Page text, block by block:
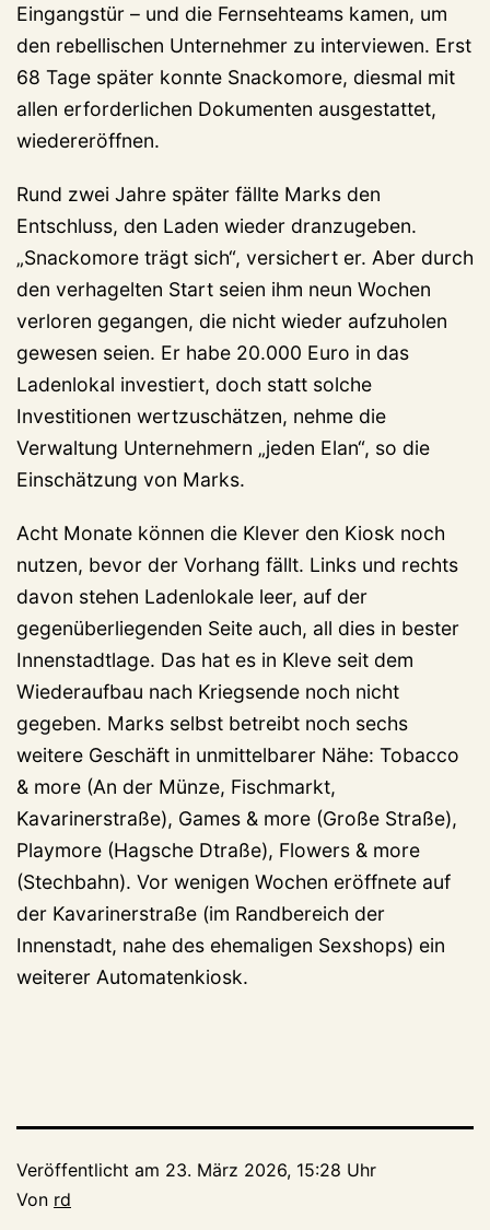
Eingangstür – und die Fernsehteams kamen, um
den rebellischen Unternehmer zu interviewen. Erst
68 Tage später konnte Snackomore, diesmal mit
allen erforderlichen Dokumenten ausgestattet,
wiedereröffnen.
Rund zwei Jahre später fällte Marks den
Entschluss, den Laden wieder dranzugeben.
„Snackomore trägt sich“, versichert er. Aber durch
den verhagelten Start seien ihm neun Wochen
verloren gegangen, die nicht wieder aufzuholen
gewesen seien. Er habe 20.000 Euro in das
Ladenlokal investiert, doch statt solche
Investitionen wertzuschätzen, nehme die
Verwaltung Unternehmern „jeden Elan“, so die
Einschätzung von Marks.
Acht Monate können die Klever den Kiosk noch
nutzen, bevor der Vorhang fällt. Links und rechts
davon stehen Ladenlokale leer, auf der
gegenüberliegenden Seite auch, all dies in bester
Innenstadtlage. Das hat es in Kleve seit dem
Wiederaufbau nach Kriegsende noch nicht
gegeben. Marks selbst betreibt noch sechs
weitere Geschäft in unmittelbarer Nähe: Tobacco
& more (An der Münze, Fischmarkt,
Kavarinerstraße), Games & more (Große Straße),
Playmore (Hagsche Dtraße), Flowers & more
(Stechbahn). Vor wenigen Wochen eröffnete auf
der Kavarinerstraße (im Randbereich der
Innenstadt, nahe des ehemaligen Sexshops) ein
weiterer Automatenkiosk.
Veröffentlicht am 23. März 2026, 15:28 Uhr
Von rd